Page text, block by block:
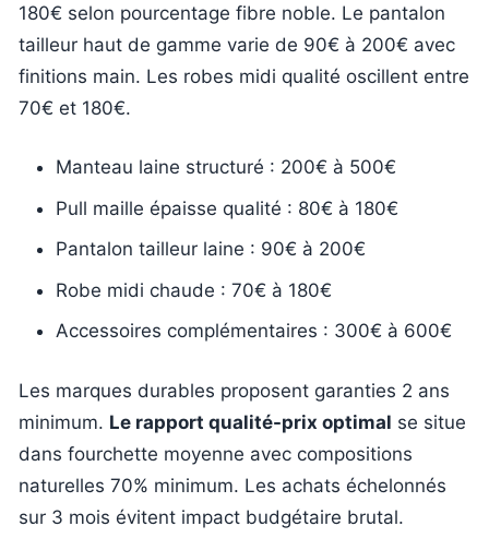
180€ selon pourcentage fibre noble. Le pantalon
tailleur haut de gamme varie de 90€ à 200€ avec
finitions main. Les robes midi qualité oscillent entre
70€ et 180€.
Manteau laine structuré : 200€ à 500€
Pull maille épaisse qualité : 80€ à 180€
Pantalon tailleur laine : 90€ à 200€
Robe midi chaude : 70€ à 180€
Accessoires complémentaires : 300€ à 600€
Les marques durables proposent garanties 2 ans
minimum. Le rapport qualité-prix optimal se situe
dans fourchette moyenne avec compositions
naturelles 70% minimum. Les achats échelonnés
sur 3 mois évitent impact budgétaire brutal.